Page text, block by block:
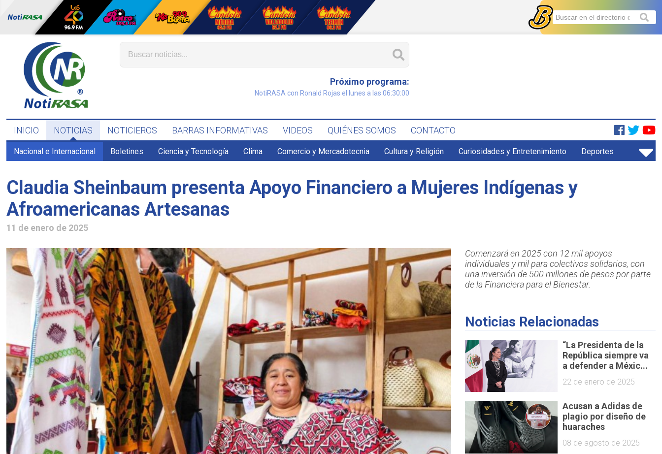
Próximo programa:
NotiRASA con Ronald Rojas el lunes a las 06:30:00
INICIO NOTICIAS NOTICIEROS BARRAS INFORMATIVAS VIDEOS QUIÉNES SOMOS CONTACTO
Nacional e Internacional Boletines Ciencia y Tecnología Clima Comercio y Mercadotecnia Cultura y Religión Curiosidades y Entretenimiento Deportes
Claudia Sheinbaum presenta Apoyo Financiero a Mujeres Indígenas y
Afroamericanas Artesanas
11 de enero de 2025
Comenzará en 2025 con 12 mil apoyos
individuales y mil para colectivos solidarios, con
una inversión de 500 millones de pesos por parte
de la Financiera para el Bienestar.
Noticias Relacionadas
“La Presidenta de la
República siempre va
a defender a Méxic...
22 de enero de 2025
Acusan a Adidas de
plagio por diseño de
huaraches
08 de agosto de 2025